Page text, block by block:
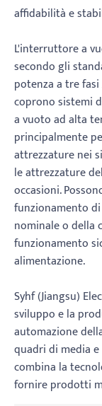
affidabilità e
L'interruttore a
secondo gli
potenza a tre
coprono sistemi
a vuoto ad alta
principalmente
attrezzature nei
le attrezzature
occasioni.
funzionamento
nominale o
funzionamento
alimentazione.
Syhf (Jiangsu)
sviluppo e la
automazione
quadri di media
combina la
fornire prodotti